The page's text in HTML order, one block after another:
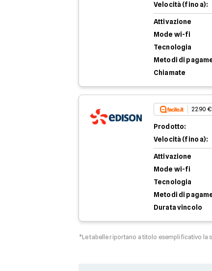
Velocità (fino a):
Attivazione
Mode wi-fi
Tecnologia
Metodi di
Chiamate
22.90
Prodotto:
Velocità (fino a):
Attivazione
Mode wi-fi
Tecnologia
Metodi di
Durata vincolo
*Le tabelle riportano a titolo esemplificativo la